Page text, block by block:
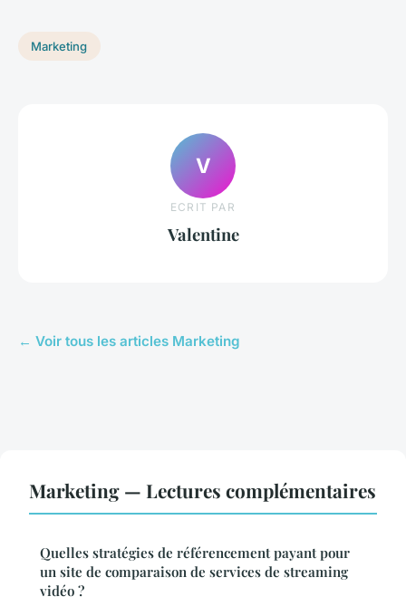
Marketing
V
ECRIT PAR
Valentine
← Voir tous les articles Marketing
Marketing — Lectures complémentaires
Quelles stratégies de référencement payant pour
un site de comparaison de services de streaming
vidéo ?